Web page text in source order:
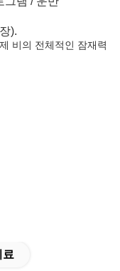
).
비의 전체적인 잠재력